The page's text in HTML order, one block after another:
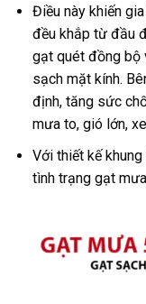
Điều này khiến
đều khắp từ đầu
gạt quét đồng bộ
sạch mặt kính.
định, tăng sức
mưa to, gió lớn,
Với thiết kế
tình trạng gạt